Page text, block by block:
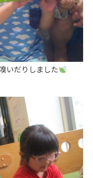
いだりしました